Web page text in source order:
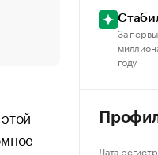
За
году
Дата